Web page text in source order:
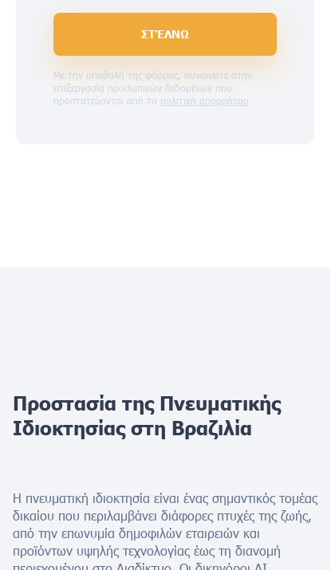
ΣΤΈΛΝΩ
Με την υποβολή της φόρμας, συναινείτε στην
επεξεργασία προσωπικών δεδομένων που
προστατεύονται από το πολιτική απορρήτου.
Προστασία της Πνευματικής
Ιδιοκτησίας στη Βραζιλία
Η πνευματική ιδιοκτησία είναι ένας σημαντικός τομέας
δικαίου που περιλαμβάνει διάφορες πτυχές της ζωής,
από την επωνυμία δημοφιλών εταιρειών και
προϊόντων υψηλής τεχνολογίας έως τη διανομή